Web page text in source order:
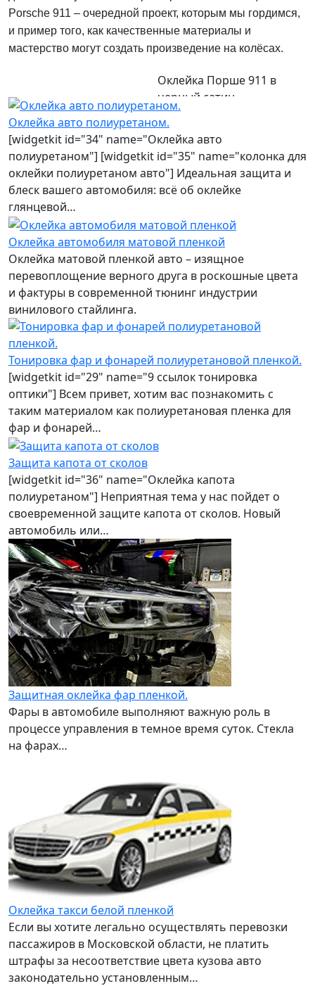
Porsche 911 – очередной проект, которым мы гордимся,
и пример того, как качественные материалы и
мастерство могут создать произведение на колёсах.
Оклейка Порше 911 в
черный сатин
Оклейка авто полиуретаном.
[widgetkit id="34" name="Оклейка авто
полиуретаном"] [widgetkit id="35" name="колонка для
оклейки полиуретаном авто"] Идеальная защита и
блеск вашего автомобиля: всё об оклейке
глянцевой…
Оклейка автомобиля матовой пленкой
Оклейка матовой пленкой авто – изящное
перевоплощение верного друга в роскошные цвета
и фактуры в современной тюнинг индустрии
винилового стайлинга.
Тонировка фар и фонарей полиуретановой пленкой.
[widgetkit id="29" name="9 ссылок тонировка
оптики"] Всем привет, хотим вас познакомить с
таким материалом как полиуретановая пленка для
фар и фонарей…
Защита капота от сколов
[widgetkit id="36" name="Оклейка капота
полиуретаном"] Неприятная тема у нас пойдет о
своевременной защите капота от сколов. Новый
автомобиль или…
Защитная оклейка фар пленкой.
Фары в автомобиле выполняют важную роль в
процессе управления в темное время суток. Стекла
на фарах…
Оклейка такси белой пленкой
Если вы хотите легально осуществлять перевозки
пассажиров в Московской области, не платить
штрафы за несоответствие цвета кузова авто
законодательно установленным…